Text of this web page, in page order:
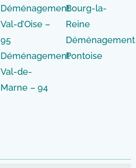
Déménagement
Val-d’Oise –
95
Déménagement
Val-de-
Marne – 94
Bourg-la-
Reine
Déménagement
Pontoise